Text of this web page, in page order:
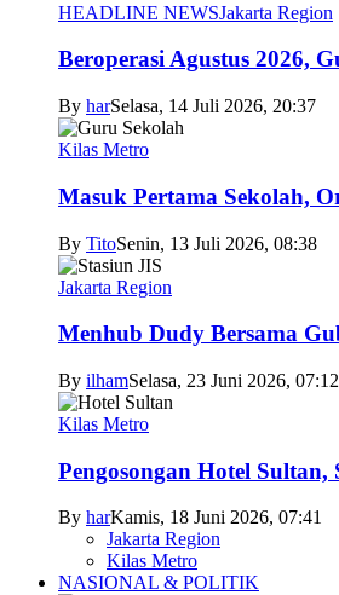
HEADLINE NEWSJakarta Region
Beroperasi Agustus 2026,
By harSelasa, 14 Juli 2026, 20:37
Kilas Metro
Masuk Pertama Sekolah,
By TitoSenin, 13 Juli 2026, 08:38
Jakarta Region
Menhub Dudy Bersama
By ilhamSelasa, 23 Juni 2026, 07:12
Kilas Metro
Pengosongan Hotel
By harKamis, 18 Juni 2026, 07:41
Jakarta Region
Kilas Metro
NASIONAL & POLITIK